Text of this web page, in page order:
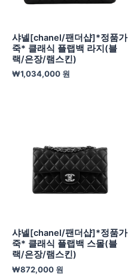
샤넬[chanel/팬더샵]*정품가
죽* 클래식 플랩백 라지(블
랙/은장/램스킨)
₩1,034,000 원
샤넬[chanel/팬더샵]*정품가
죽* 클래식 플랩백 스몰(블
랙/은장/램스킨)
₩872,000 원